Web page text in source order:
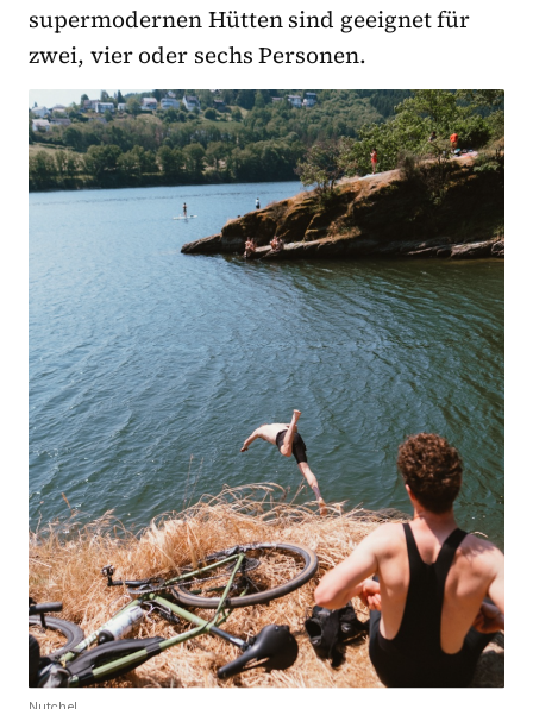
supermodernen Hütten sind geeignet für
zwei, vier oder sechs Personen.